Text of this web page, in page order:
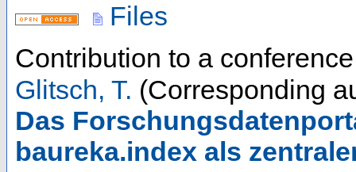
Files
Contribution to a
Glitsch, T. (Corresponding
Das
baureka.index als